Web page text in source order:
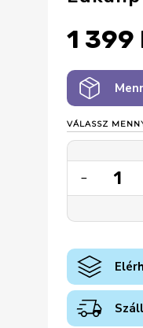
1 399
VÁLASSZ
- 1